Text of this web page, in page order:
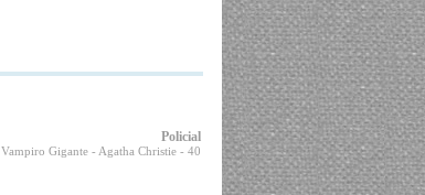
Policial
Vampiro Gigante - Agatha Christie- 40